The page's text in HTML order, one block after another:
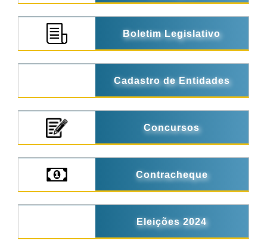
Boletim Legislativo
Cadastro de Entidades
Concursos
Contracheque
Eleições 2024